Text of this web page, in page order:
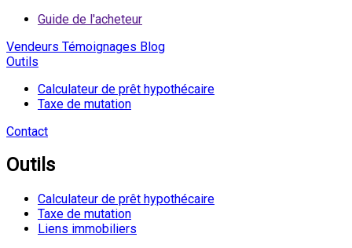
Guide de l'acheteur
Vendeurs Témoignages Blog
Outils
Calculateur de prêt hypothécaire
Taxe de mutation
Contact
Outils
Calculateur de prêt hypothécaire
Taxe de mutation
Liens immobiliers